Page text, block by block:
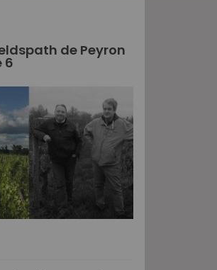
de Peyron
6